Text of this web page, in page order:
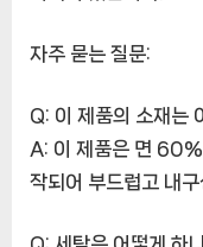
자주 묻는 질문:
Q: 이 제품의 소재는
A: 이 제품은 면
작되어 부드럽고 내구